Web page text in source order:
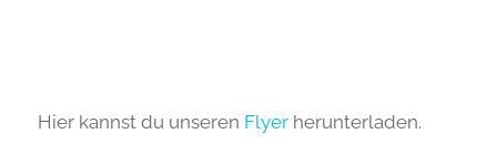
Hier kannst du unseren Flyerherunterladen.